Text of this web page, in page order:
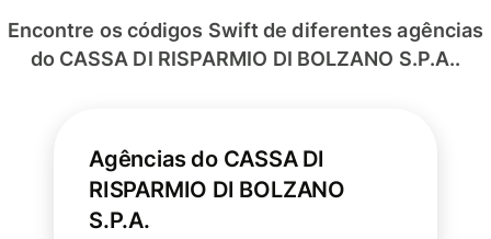
Encontre os códigos Swift de diferentes agências
do CASSA DI RISPARMIO DI BOLZANO S.P.A..
Agências do CASSA DI
RISPARMIO DI BOLZANO
S.P.A.